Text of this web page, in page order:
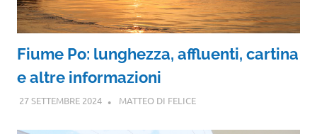
Fiume Po: lunghezza, affluenti, cartina
e altre informazioni
27 SETTEMBRE 2024 MATTEO DI FELICE